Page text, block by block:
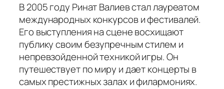
В 2005 году Ринат Валиев стал лауреатом
международных конкурсов и фестивалей.
Его выступления на сцене восхищают
публику своим безупречным стилем и
непревзойденной техникой игры. Он
путешествует по миру и дает концерты в
самых престижных залах и филармониях.